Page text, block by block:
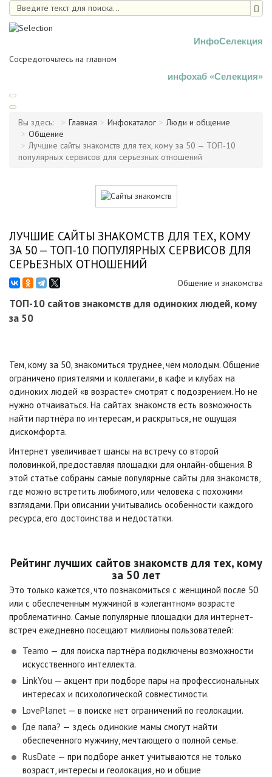
ИнфоСелекция
Сосредоточьтесь на главном
инфохаб «Селекция»
Вы здесь: Главная Инфокаталог
Люди и общение
Общение
Лучшие сайты знакомств для тех, кому за 50 — ТОП-10
популярных сервисов для серьезных отношений
ЛУЧШИЕ САЙТЫ ЗНАКОМСТВ ДЛЯ ТЕХ, КОМУ
ЗА 50 — ТОП-10 ПОПУЛЯРНЫХ СЕРВИСОВ ДЛЯ
СЕРЬЕЗНЫХ ОТНОШЕНИЙ
Общение и знакомства
ТОП-10 сайтов знакомств для одиноких людей, кому
за 50
Тем, кому за 50, знакомиться труднее, чем молодым. Общение
ограничено приятелями и коллегами, в кафе и клубах на
одиноких людей «в возрасте» смотрят с подозрением. Но не
нужно отчаиваться. На сайтах знакомств есть возможность
найти партнёра по интересам, и раскрыться, не ощущая
дискомфорта.
Интернет увеличивает шансы на встречу со второй
половинкой, предоставляя площадки для онлайн-общения. В
этой статье собраны самые популярные сайты для знакомств,
где можно встретить любимого, или человека с похожими
взглядами. При описании учитывались особенности каждого
ресурса, его достоинства и недостатки.
Рейтинг лучших сайтов знакомств для тех, кому
за 50 лет
Это только кажется, что познакомиться с женщиной после 50
или с обеспеченным мужчиной в «элегантном» возрасте
проблематично. Самые популярные площадки для интернет-
встреч ежедневно посещают миллионы пользователей:
Teamo — для поиска партнёра подключены возможности
искусственного интеллекта.
LinkYou — акцент при подборе пары на профессиональных
интересах и психологической совместимости.
LovePlanet — в поиске нет ограничений по геолокации.
Где папа? — здесь одинокие мамы смогут найти
обеспеченного мужчину, мечтающего о полной семье.
RusDate — при подборе анкет учитываются не только
возраст, интересы и геолокация, но и общие